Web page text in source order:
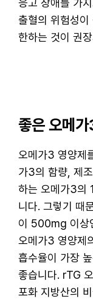
응고 장애를 가
출혈의 위험성
한하는 것이 권
좋은 오메
오메가3 영양제
가3의 함량, 제
하는 오메가3의
니다. 그렇기 때
이 500mg 이상
오메가3 영양제
흡수율이 가장
좋습니다. rTG
포화 지방산의